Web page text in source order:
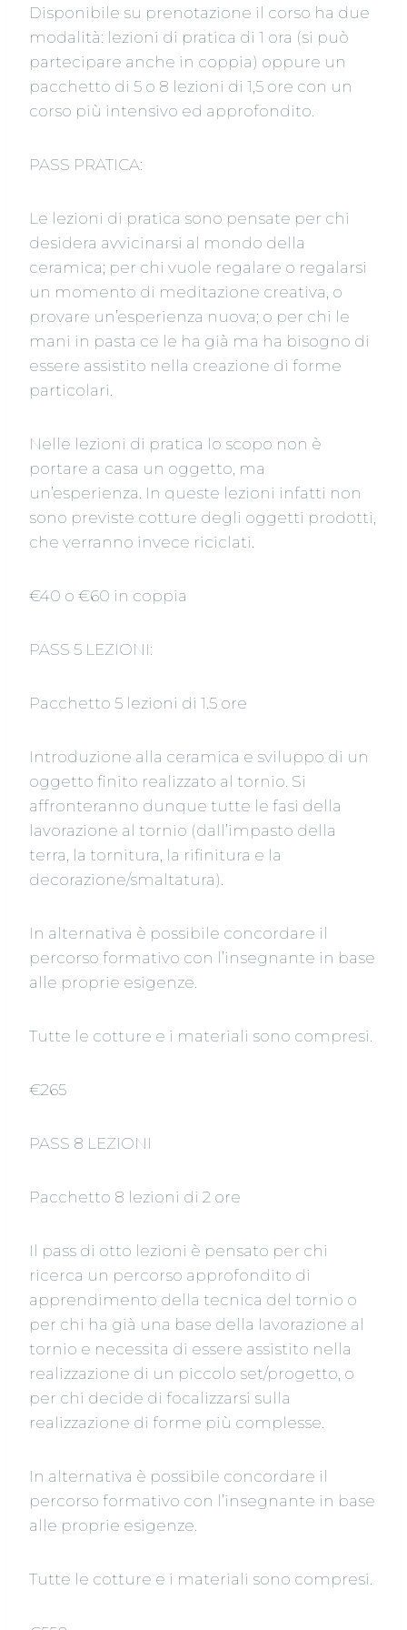
Disponibile su prenotazione il corso ha due
modalità: lezioni di pratica di 1 ora (si può
partecipare anche in coppia) oppure un
pacchetto di 5 o 8 lezioni di 1,5 ore con un
corso più intensivo ed approfondito.
PASS PRATICA:
Le lezioni di pratica sono pensate per chi
desidera avvicinarsi al mondo della
ceramica; per chi vuole regalare o regalarsi
un momento di meditazione creativa, o
provare un’esperienza nuova; o per chi le
mani in pasta ce le ha già ma ha bisogno di
essere assistito nella creazione di forme
particolari.
Nelle lezioni di pratica lo scopo non è
portare a casa un oggetto, ma
un’esperienza. In queste lezioni infatti non
sono previste cotture degli oggetti prodotti,
che verranno invece riciclati.
€40 o €60 in coppia
PASS 5 LEZIONI:
Pacchetto 5 lezioni di 1.5 ore
Introduzione alla ceramica e sviluppo di un
oggetto finito realizzato al tornio. Si
affronteranno dunque tutte le fasi della
lavorazione al tornio (dall’impasto della
terra, la tornitura, la rifinitura e la
decorazione/smaltatura).
In alternativa è possibile concordare il
percorso formativo con l’insegnante in base
alle proprie esigenze.
Tutte le cotture e i materiali sono compresi.
€265
PASS 8 LEZIONI
Pacchetto 8 lezioni di 2 ore
Il pass di otto lezioni è pensato per chi
ricerca un percorso approfondito di
apprendimento della tecnica del tornio o
per chi ha già una base della lavorazione al
tornio e necessita di essere assistito nella
realizzazione di un piccolo set/progetto, o
per chi decide di focalizzarsi sulla
realizzazione di forme più complesse.
In alternativa è possibile concordare il
percorso formativo con l’insegnante in base
alle proprie esigenze.
Tutte le cotture e i materiali sono compresi.